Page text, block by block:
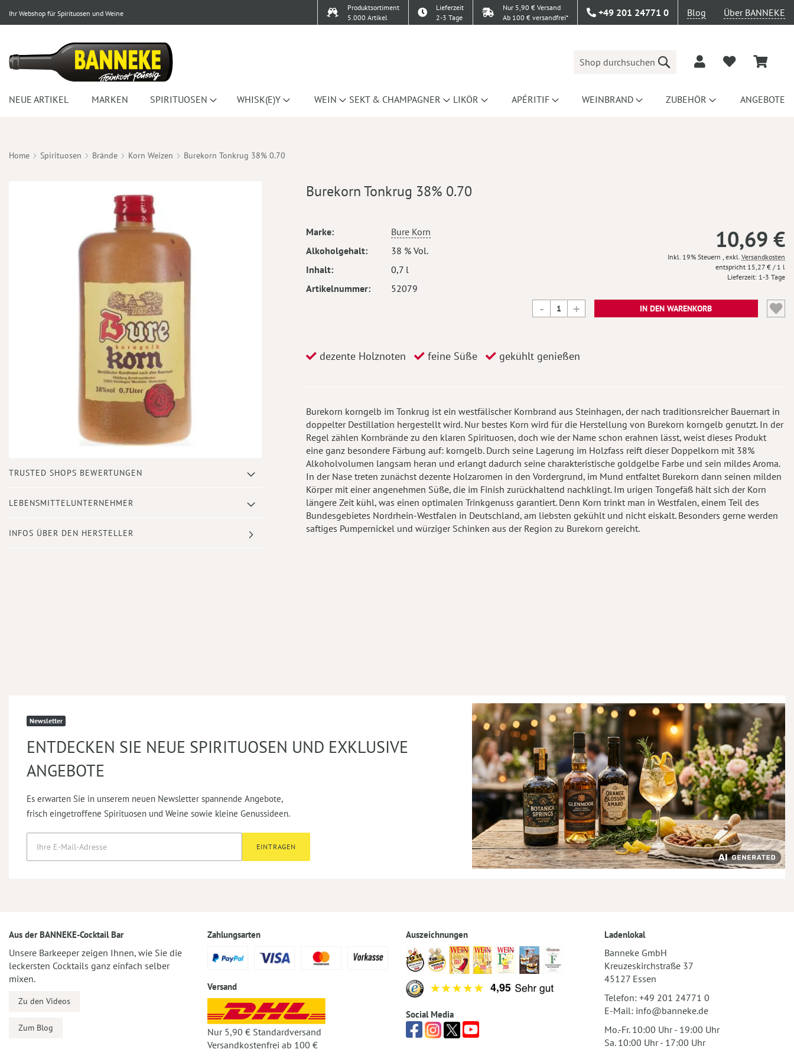
Ihr Webshop für Spirituosen und Weine
Produktsortiment
5.000 Artikel
Lieferzeit
2-3 Tage
Nur 5,90 € Versand
Ab 100 € versandfrei*
+49 201 24771 0 Blog Über BANNEKE
Suche
NEUE ARTIKEL MARKEN SPIRITUOSEN WHISK(E)Y WEIN SEKT & CHAMPAGNER LIKÖR APÉRITIF WEINBRAND ZUBEHÖR ANGEBOTE
Home Spirituosen Brände Korn Weizen Burekorn Tonkrug 38% 0.70
Anfang
Bildergalerie
TRUSTED SHOPS BEWERTUNGEN
LEBENSMITTELUNTERNEHMER
INFOS ÜBER DEN HERSTELLER
Burekorn Tonkrug 38% 0.70
Mehr
Marke
Bure Korn
Alkoholgehalt
38 % Vol.
Inhalt
0,7 l
Artikelnummer
52079
10,69 €
Inkl. 19% Steuern , exkl. Versandkosten
15,27 € / 1 l
Lieferzeit 1-3 Tage
IN DEN WARENKORB
dezente Holznoten feine Süße gekühlt genießen
Burekorn korngelb im Tonkrug ist ein westfälischer Kornbrand aus Steinhagen, der nach traditionsreicher Bauernart in
doppelter Destillation hergestellt wird. Nur bestes Korn wird für die Herstellung von Burekorn korngelb genutzt. In der
Regel zählen Kornbrände zu den klaren Spirituosen, doch wie der Name schon erahnen lässt, weist dieses Produkt
eine ganz besondere Färbung auf: korngelb. Durch seine Lagerung im Holzfass reift dieser Doppelkorn mit 38%
Alkoholvolumen langsam heran und erlangt dadurch seine charakteristische goldgelbe Farbe und sein mildes Aroma.
In der Nase treten zunächst dezente Holzaromen in den Vordergrund, im Mund entfaltet Burekorn dann seinen milden
Körper mit einer angenehmen Süße, die im Finish zurückhaltend nachklingt. Im urigen Tongefäß hält sich der Korn
längere Zeit kühl, was einen optimalen Trinkgenuss garantiert. Denn Korn trinkt man in Westfalen, einem Teil des
Bundesgebietes Nordrhein-Westfalen in Deutschland, am liebsten gekühlt und nicht eiskalt. Besonders gerne werden
saftiges Pumpernickel und würziger Schinken aus der Region zu Burekorn gereicht.
Newsletter
ENTDECKEN SIE NEUE SPIRITUOSEN UND EXKLUSIVE
ANGEBOTE
Es erwarten Sie in unserem neuen Newsletter spannende Angebote,
frisch eingetroffene Spirituosen und Weine sowie kleine Genussideen.
EINTRAGEN
Aus der BANNEKE-Cocktail Bar
Unsere Barkeeper zeigen Ihnen, wie Sie die
leckersten Cocktails ganz einfach selber
mixen.
Zu den Videos
Zum Blog
Zahlungsarten
Versand
Nur 5,90 € Standardversand
Versandkostenfrei ab 100 €
Auszeichnungen
Social Media
Ladenlokal
Banneke GmbH
Kreuzeskirchstraße 37
45127 Essen
Telefon: +49 201 24771 0
E-Mail: info@banneke.de
Mo.-Fr. 10:00 Uhr - 19:00 Uhr
Sa. 10:00 Uhr - 17:00 Uhr